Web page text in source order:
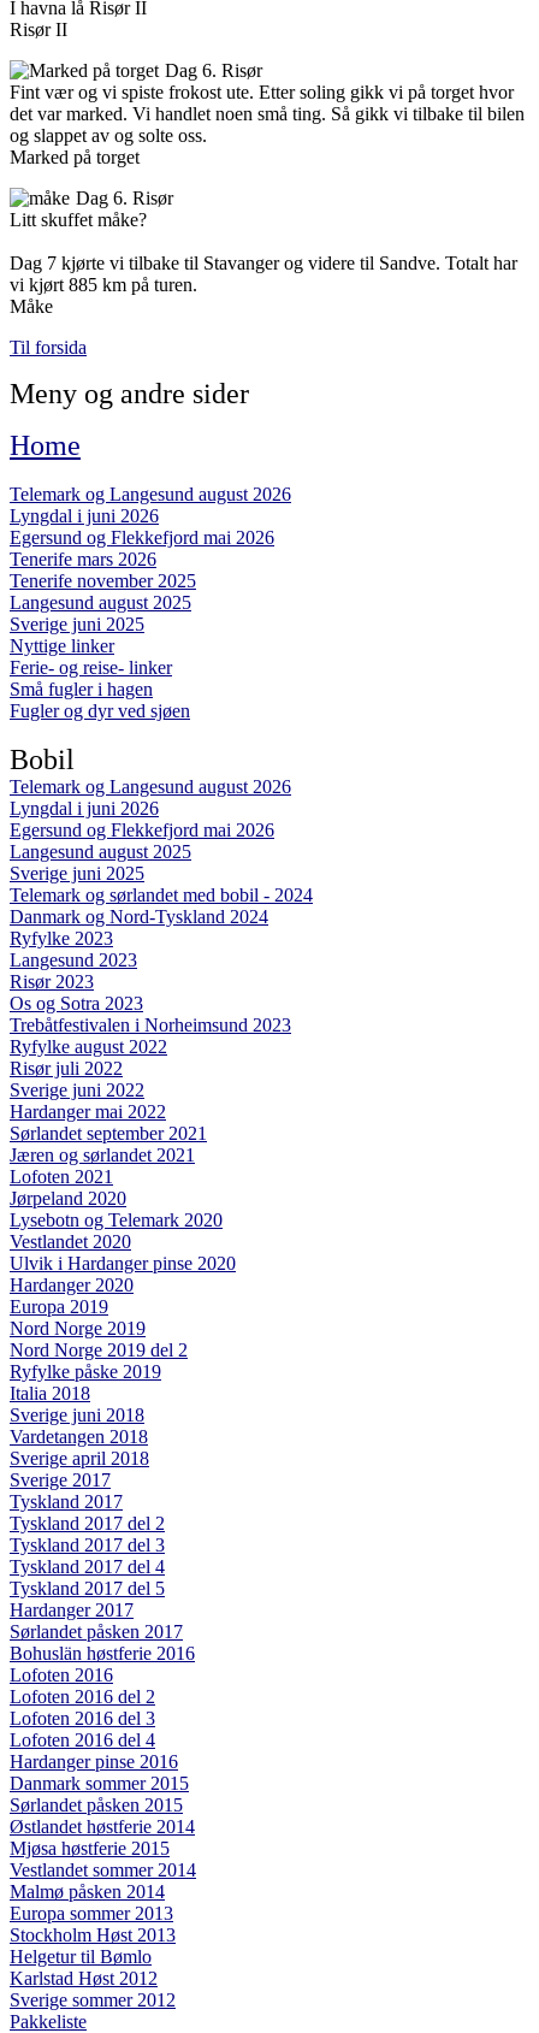
I havna lå Risør II
Risør II
Dag 6. Risør
Fint vær og vi spiste frokost ute. Etter soling gikk vi på torget hvor
det var marked. Vi handlet noen små ting. Så gikk vi tilbake til bilen
og slappet av og solte oss.
Marked på torget
Dag 6. Risør
Litt skuffet måke?
Dag 7 kjørte vi tilbake til Stavanger og videre til Sandve. Totalt har
vi kjørt 885 km på turen.
Måke
Til forsida
Meny og andre sider
Home
Telemark og Langesund august 2026
Lyngdal i juni 2026
Egersund og Flekkefjord mai 2026
Tenerife mars 2026
Tenerife november 2025
Langesund august 2025
Sverige juni 2025
Nyttige linker
Ferie- og reise- linker
Små fugler i hagen
Fugler og dyr ved sjøen
Bobil
Telemark og Langesund august 2026
Lyngdal i juni 2026
Egersund og Flekkefjord mai 2026
Langesund august 2025
Sverige juni 2025
Telemark og sørlandet med bobil - 2024
Danmark og Nord-Tyskland 2024
Ryfylke 2023
Langesund 2023
Risør 2023
Os og Sotra 2023
Trebåtfestivalen i Norheimsund 2023
Ryfylke august 2022
Risør juli 2022
Sverige juni 2022
Hardanger mai 2022
Sørlandet september 2021
Jæren og sørlandet 2021
Lofoten 2021
Jørpeland 2020
Lysebotn og Telemark 2020
Vestlandet 2020
Ulvik i Hardanger pinse 2020
Hardanger 2020
Europa 2019
Nord Norge 2019
Nord Norge 2019 del 2
Ryfylke påske 2019
Italia 2018
Sverige juni 2018
Vardetangen 2018
Sverige april 2018
Sverige 2017
Tyskland 2017
Tyskland 2017 del 2
Tyskland 2017 del 3
Tyskland 2017 del 4
Tyskland 2017 del 5
Hardanger 2017
Sørlandet påsken 2017
Bohuslän høstferie 2016
Lofoten 2016
Lofoten 2016 del 2
Lofoten 2016 del 3
Lofoten 2016 del 4
Hardanger pinse 2016
Danmark sommer 2015
Sørlandet påsken 2015
Østlandet høstferie 2014
Mjøsa høstferie 2015
Vestlandet sommer 2014
Malmø påsken 2014
Europa sommer 2013
Stockholm Høst 2013
Helgetur til Bømlo
Karlstad Høst 2012
Sverige sommer 2012
Pakkeliste